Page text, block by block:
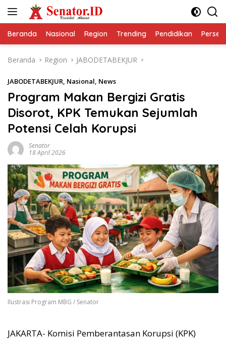
Beranda Nasional Region Trending Pendidikan
Beranda Region JABODETABEKJUR
JABODETABEKJUR, Nasional, News
Program Makan Bergizi Gratis
Disorot, KPK Temukan Sejumlah
Potensi Celah Korupsi
Senator
18 April 2026
Ilustrasi Program MBG / Senator
JAKARTA- Komisi Pemberantasan Korupsi (KPK)